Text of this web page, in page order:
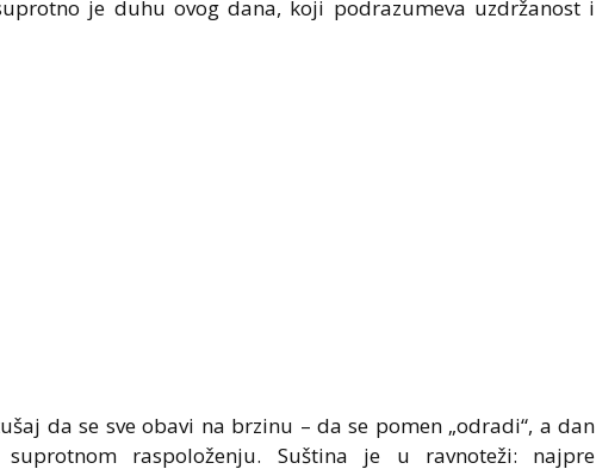
je duhu ovog dana, koji podrazumeva uzdržanost i
da se sve obavi na brzinu – da se pomen „odradi“, a dan
raspoloženju. Suština je u ravnoteži: najpre